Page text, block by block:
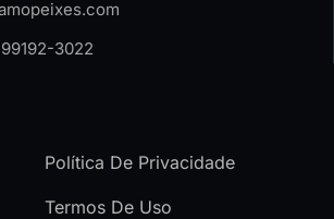
3022
Política De Privacidade
Termos De Uso